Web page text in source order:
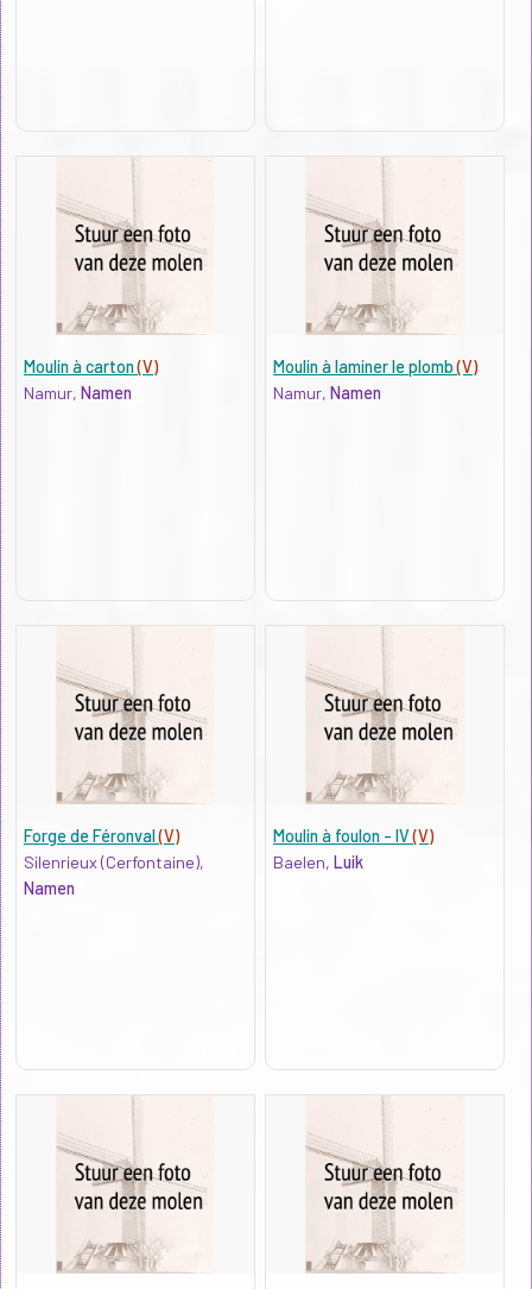
Moulin à carton(V)
Namur, Namen
Moulin à laminer le plomb(V)
Namur,Namen
Forge de Féronval(V)
Silenrieux (Cerfontaine),
Namen
Moulin à foulon - IV(V)
Baelen,Luik